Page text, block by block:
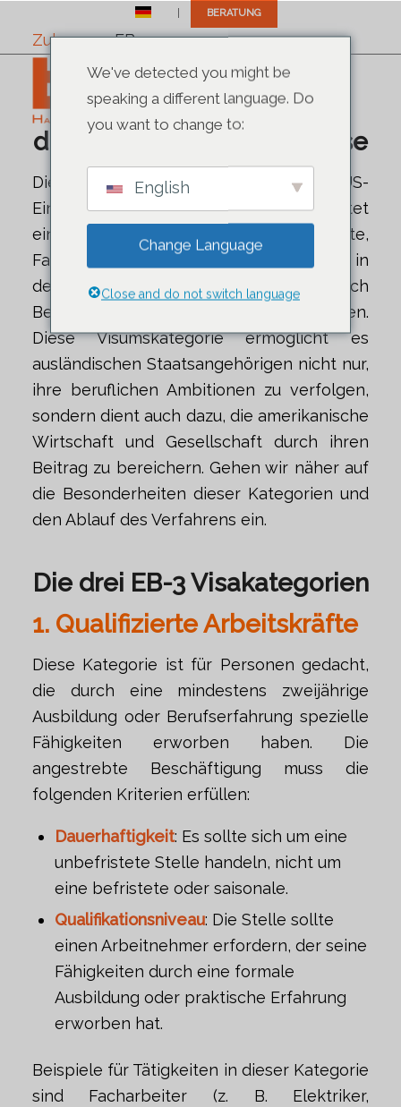
BERATUNG
✆ +1 (305) 792-8677
Zuhause>EB-3
Navigieren Sie mit
fachkundiger Anleitung
durch Ihre Green Card-Reise
Die EB-3-Visumskategorie, wie sie im US-
Einwanderungsgesetz definiert ist, bietet
einen Weg für qualifizierte Arbeitskräfte,
Fachkräfte und andere Arbeitskräfte, die in
den Vereinigten Staaten nach
Beschäftigungsmöglichkeiten suchen.
Diese Visumskategorie ermöglicht es
ausländischen Staatsangehörigen nicht nur,
ihre beruflichen Ambitionen zu verfolgen,
sondern dient auch dazu, die amerikanische
Wirtschaft und Gesellschaft durch ihren
Beitrag zu bereichern. Gehen wir näher auf
die Besonderheiten dieser Kategorien und
den Ablauf des Verfahrens ein.
Die drei EB-3 Visakategorien
1. Qualifizierte Arbeitskräfte
Diese Kategorie ist für Personen gedacht,
die durch eine mindestens zweijährige
Ausbildung oder Berufserfahrung spezielle
Fähigkeiten erworben haben. Die
angestrebte Beschäftigung muss die
folgenden Kriterien erfüllen:
Dauerhaftigkeit: Es sollte sich um eine
unbefristete Stelle handeln, nicht um
eine befristete oder saisonale.
Qualifikationsniveau: Die Stelle sollte
einen Arbeitnehmer erfordern, der seine
Fähigkeiten durch eine formale
Ausbildung oder praktische Erfahrung
erworben hat.
Beispiele für Tätigkeiten in dieser Kategorie
sind Facharbeiter (z. B. Elektriker,
We've detected you might be
speaking a different language. Do
you want to change to:
English
Change Language
Close and do not switch language